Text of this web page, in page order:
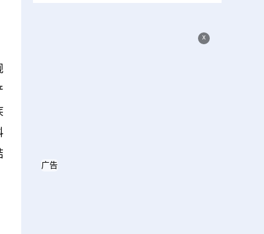
x
广告